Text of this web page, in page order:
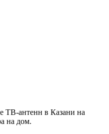
ТВ-антенн в Казани на
на дом.